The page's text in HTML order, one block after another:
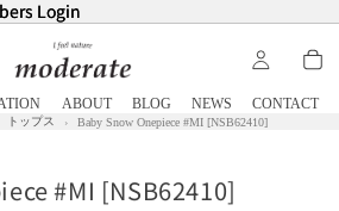
Login
Login
ABOUT BLOG NEWS CONTACT
トップス Baby Snow Onepiece #MI [NSB62410]
#MI [NSB62410]